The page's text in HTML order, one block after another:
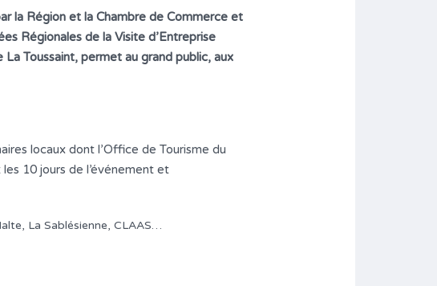
la Région et la Chambre de Commerce et
Régionales de la Visite d’Entreprise
Toussaint, permet au grand public, aux
locaux dont l’Office de Tourisme du
10 jours de l’événement et
La Sablésienne, CLAAS…